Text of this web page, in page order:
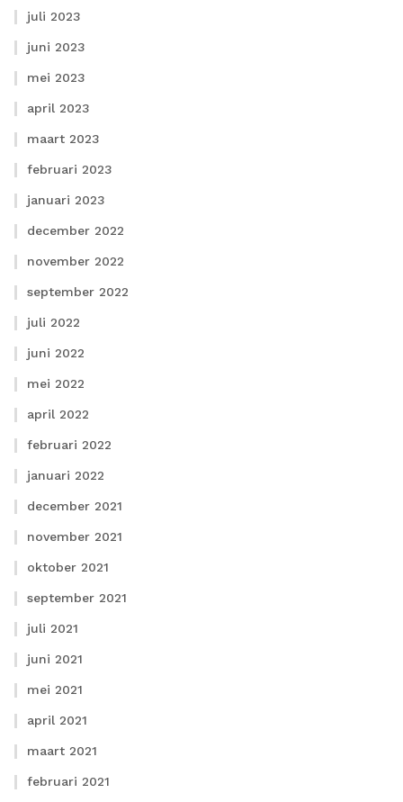
juli 2023
juni 2023
mei 2023
april 2023
maart 2023
februari 2023
januari 2023
december 2022
november 2022
september 2022
juli 2022
juni 2022
mei 2022
april 2022
februari 2022
januari 2022
december 2021
november 2021
oktober 2021
september 2021
juli 2021
juni 2021
mei 2021
april 2021
maart 2021
februari 2021